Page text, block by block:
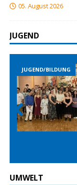
05. August 2026
JUGEND
JUGEND/BILDUNG
Prev
ious
UMWELT